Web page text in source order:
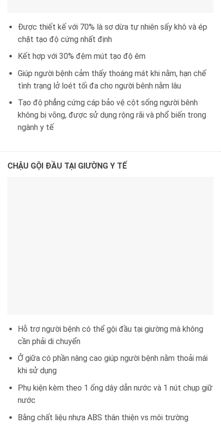
Được thiết kế với 70% là sơ dừa tự nhiên sấy khô và ép
chặt tạo độ cứng nhất định
Kết hợp với 30% đệm mút tạo độ êm
Giúp người bệnh cảm thấy thoáng mát khi nằm, hạn chế
tình trạng lở loét tối đa cho người bênh nằm lâu
Tạo độ phẳng cứng cáp bảo vệ cột sống người bênh
không bị võng, được sử dụng rộng rãi và phổ biến trong
ngành y tế
CHẬU GỘI ĐẦU TẠI GIƯỜNG Y TẾ
Hỗ trợ người bệnh có thể gội đầu tại giường mà không
cần phải di chuyển
Ở giữa có phần nâng cao giúp người bệnh nằm thoải mái
khi sử dụng
Phụ kiện kèm theo 1 ống dây dẫn nước và 1 nút chụp giữ
nước
Bằng chất liệu nhựa ABS thân thiện vs môi trường